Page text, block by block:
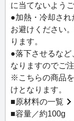
独特のつやを保ち
ら使い続けるこ
に当てないよう
●加熱・冷却さ
お避けください
ります。
●落下させるなど
なりますのでご
※こちらの商品
けとなります。
■原材料の一覧
■容量／約100g